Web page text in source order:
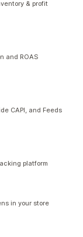
& profit
and ROAS
CAPI, and Feeds
platform
in your store